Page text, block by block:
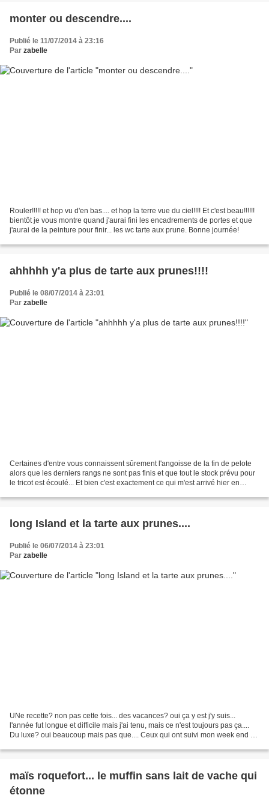
monter ou descendre....
Publié le 11/07/2014 à 23:16
Par zabelle
Rouler!!!!! et hop vu d'en bas.... et hop la terre vue du ciel!!!! Et c'est beau!!!!!!
bientôt je vous montre quand j'aurai fini les encadrements de portes et que
j'aurai de la peinture pour finir... les wc tarte aux prune. Bonne journée!
ahhhhh y'a plus de tarte aux prunes!!!!
Publié le 08/07/2014 à 23:01
Par zabelle
Certaines d'entre vous connaissent sûrement l'angoisse de la fin de pelote
alors que les derniers rangs ne sont pas finis et que tout le stock prévu pour
le tricot est écoulé... Et bien c'est exactement ce qui m'est arrivé hier en
long Island et la tarte aux prunes....
Publié le 06/07/2014 à 23:01
Par zabelle
UNe recette? non pas cette fois... des vacances? oui ça y est j'y suis...
l'année fut longue et difficile mais j'ai tenu, mais ce n'est toujours pas ça....
Du luxe? oui beaucoup mais pas que.... Ceux qui ont suivi mon week end de
maïs roquefort... le muffin sans lait de vache qui
étonne